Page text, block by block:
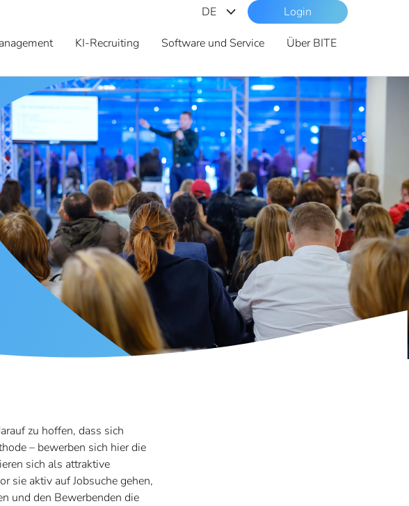
DE
ES
EN
Login
KI-Recruiting Software und Service Über BITE
zu hoffen, dass sich
– bewerben sich hier die
sich als attraktive
sie aktiv auf Jobsuche gehen,
und den Bewerbenden die